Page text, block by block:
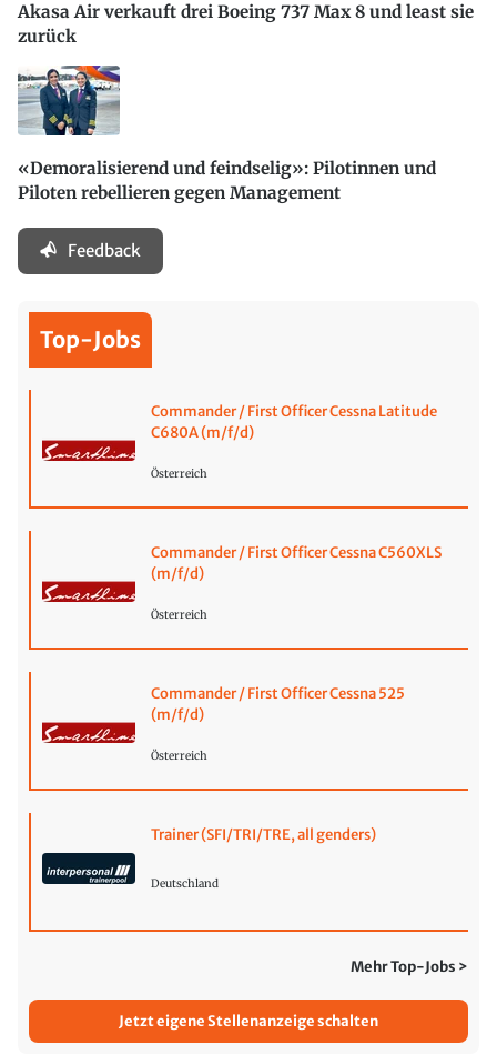
Akasa Air verkauft drei Boeing 737 Max 8 und least sie
zurück
«Demoralisierend und feindselig»: Pilotinnen und
Piloten rebellieren gegen Management
Feedback
Top-Jobs
Commander / First Officer Cessna Latitude
C680A (m/f/d)
Österreich
Commander / First Officer Cessna C560XLS
(m/f/d)
Österreich
Commander / First Officer Cessna 525
(m/f/d)
Österreich
Trainer (SFI/TRI/TRE, all genders)
Deutschland
Mehr Top-Jobs >
Jetzt eigene Stellenanzeige schalten